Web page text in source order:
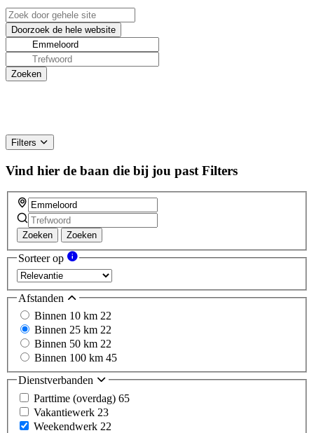
Filters
Vind hier de baan die bij jou past Filters
Zoeken Zoeken
Sorteer op
Afstanden
Binnen 10 km 22
Binnen 25 km 22
Binnen 50 km 22
Binnen 100 km 45
Dienstverbanden
Parttime (overdag) 65
Vakantiewerk 23
Weekendwerk 22